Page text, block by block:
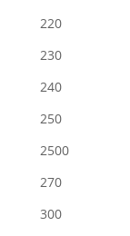
220
230
240
250
2500
270
300